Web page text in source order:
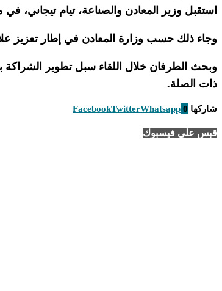
استقبل وزير المعادن والصناعة، تيام
وجاء ذلك حسب وزارة المعادن في إطار تعزيز
وبحث الطرفان خلال اللقاء سبل تطوير الشراكة
ذات الصلة.
شاركها 0
FacebookTwitterWhatsapp
قبس على فيسبوك